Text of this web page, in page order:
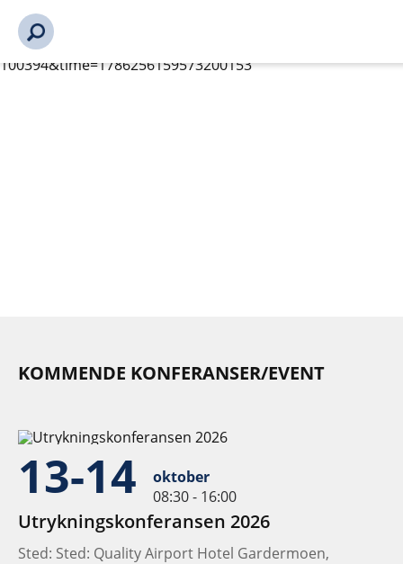
annonsorer%2Fmedlemmer-bli-medlem%2Fbli-
medlem%2Fbransjekonferansen-2026-100394-
100394&time=1786256159573200153
KOMMENDE KONFERANSER/EVENT
13-14
oktober
08:30 - 16:00
Utrykningskonferansen 2026
Sted: Sted: Quality Airport Hotel Gardermoen,